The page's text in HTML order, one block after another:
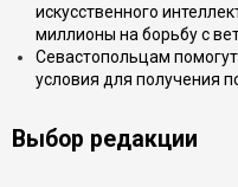
искусственного
миллионы на борьбу с
Севастопольцам
условия для получения
Выбор редакции